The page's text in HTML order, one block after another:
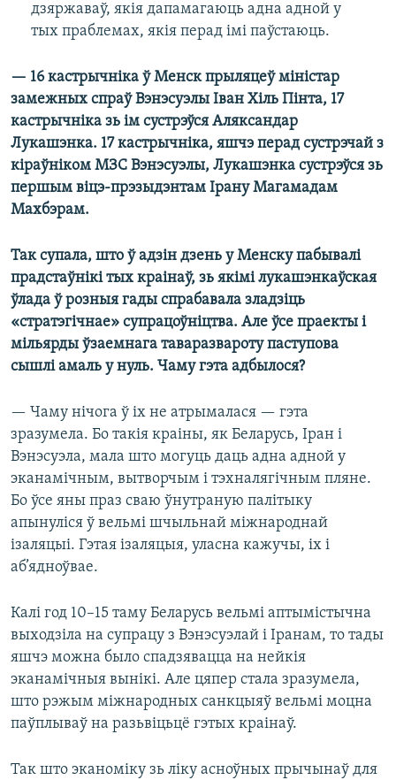
дзяржаваў, якія дапамагаюць адна адной у
тых праблемах, якія перад імі паўстаюць.
— 16 кастрычніка ў Менск прыляцеў міністар
замежных спраў Вэнэсуэлы Іван Хіль Пінта, 17
кастрычніка зь ім сустрэўся Аляксандар
Лукашэнка. 17 кастрычніка, яшчэ перад сустрэчай з
кіраўніком МЗС Вэнэсуэлы, Лукашэнка сустрэўся зь
першым віцэ-прэзыдэнтам Ірану Магамадам
Махбэрам.
Так супала, што ў адзін дзень у Менску пабывалі
прадстаўнікі тых краінаў, зь якімі лукашэнкаўская
ўлада ў розныя гады спрабавала зладзіць
«стратэгічнае» супрацоўніцтва. Але ўсе праекты і
мільярды ўзаемнага таваразвароту паступова
сышлі амаль у нуль. Чаму гэта адбылося?
— Чаму нічога ў іх не атрымалася — гэта
зразумела. Бо такія краіны, як Беларусь, Іран і
Вэнэсуэла, мала што могуць даць адна адной у
эканамічным, вытворчым і тэхналягічным пляне.
Бо ўсе яны праз сваю ўнутраную палітыку
апынуліся ў вельмі шчыльнай міжнароднай
ізаляцыі. Гэтая ізаляцыя, уласна кажучы, іх і
аб’ядноўвае.
Калі год 10–15 таму Беларусь вельмі аптымістычна
выходзіла на супрацу з Вэнэсуэлай і Іранам, то тады
яшчэ можна было спадзявацца на нейкія
эканамічныя вынікі. Але цяпер стала зразумела,
што рэжым міжнародных санкцыяў вельмі моцна
паўплываў на разьвіцьцё гэтых краінаў.
Так што эканоміку зь ліку асноўных прычынаў для